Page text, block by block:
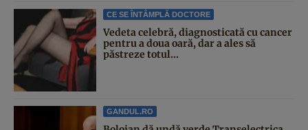
CE SE ÎNTÂMPLĂ DOCTORE
Vedeta celebră, diagnosticată cu cancer
pentru a doua oară, dar a ales să
păstreze totul...
GANDUL.RO